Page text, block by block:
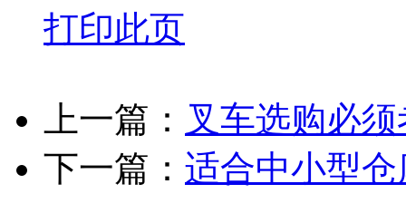
打印此页
上一篇： 叉车选购必
下一篇： 适合中小型